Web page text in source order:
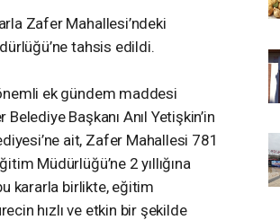
Zafer Mahallesi’ndeki
tahsis edildi.
ek gündem maddesi
Başkanı Anıl Yetişkin’in
ait, Zafer Mahallesi 781
Müdürlüğü’ne 2 yıllığına
kararla birlikte, eğitim
hızlı ve etkin bir şekilde